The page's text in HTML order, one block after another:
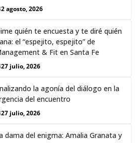
2 agosto, 2026
quién te encuesta y te diré quién
el “espejito, espejito” de
& Fit en Santa Fe
27 julio, 2026
la agonía del diálogo en la
del encuentro
27 julio, 2026
dama del enigma: Amalia Granata y